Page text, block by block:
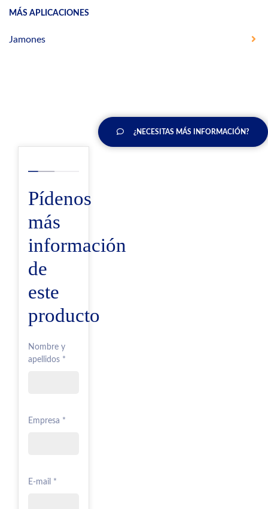
MÁS APLICACIONES
Jamones
¿NECESITAS MÁS INFORMACIÓN?
Pídenos
más
información
de
este
producto
Nombre y
apellidos *
Empresa *
E-mail *